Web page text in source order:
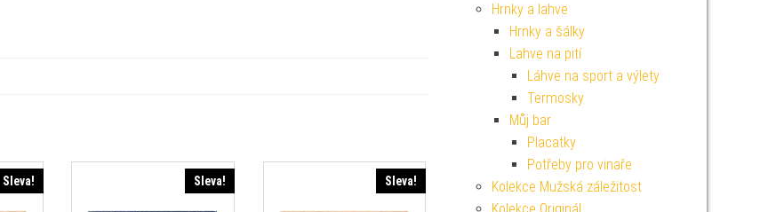
Sleva! Sleva! Sleva!
Hrnky a lahve
Hrnky a šálky
Lahve na pití
Láhve na sport a výlety
Termosky
Můj bar
Placatky
Potřeby pro vinaře
Kolekce Mužská záležitost